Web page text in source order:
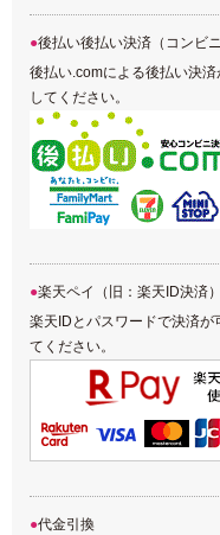
後払い後払い決済（コンビ
後払い.comによる後払い決
してください。
楽天ペイ（旧：楽天ID決済）
楽天IDとパスワードで決済が
てください。
代金引換